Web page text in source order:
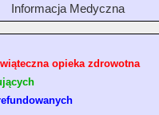
Informacja Medyczna
opieka zdrowotna